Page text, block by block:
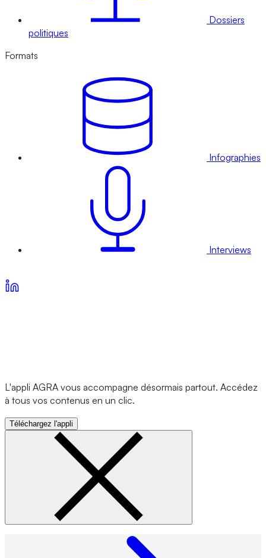
Dossiers
politiques
Formats
Infographies
Interviews
L'appli AGRA vous accompagne désormais partout. Accédez
à tous vos contenus en un clic.
Téléchargez l'appli